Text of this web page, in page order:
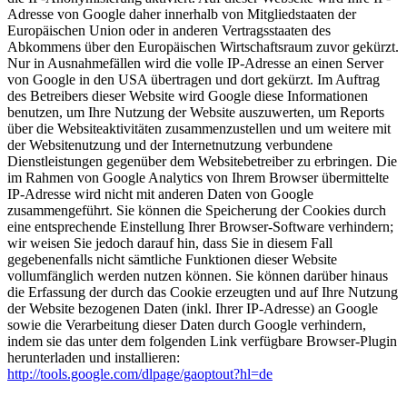
Adresse von Google daher innerhalb von Mitgliedstaaten der
Europäischen Union oder in anderen Vertragsstaaten des
Abkommens über den Europäischen Wirtschaftsraum zuvor gekürzt.
Nur in Ausnahmefällen wird die volle IP-Adresse an einen Server
von Google in den USA übertragen und dort gekürzt. Im Auftrag
des Betreibers dieser Website wird Google diese Informationen
benutzen, um Ihre Nutzung der Website auszuwerten, um Reports
über die Websiteaktivitäten zusammenzustellen und um weitere mit
der Websitenutzung und der Internetnutzung verbundene
Dienstleistungen gegenüber dem Websitebetreiber zu erbringen. Die
im Rahmen von Google Analytics von Ihrem Browser übermittelte
IP-Adresse wird nicht mit anderen Daten von Google
zusammengeführt. Sie können die Speicherung der Cookies durch
eine entsprechende Einstellung Ihrer Browser-Software verhindern;
wir weisen Sie jedoch darauf hin, dass Sie in diesem Fall
gegebenenfalls nicht sämtliche Funktionen dieser Website
vollumfänglich werden nutzen können. Sie können darüber hinaus
die Erfassung der durch das Cookie erzeugten und auf Ihre Nutzung
der Website bezogenen Daten (inkl. Ihrer IP-Adresse) an Google
sowie die Verarbeitung dieser Daten durch Google verhindern,
indem sie das unter dem folgenden Link verfügbare Browser-Plugin
herunterladen und installieren:
http://tools.google.com/dlpage/gaoptout?hl=de